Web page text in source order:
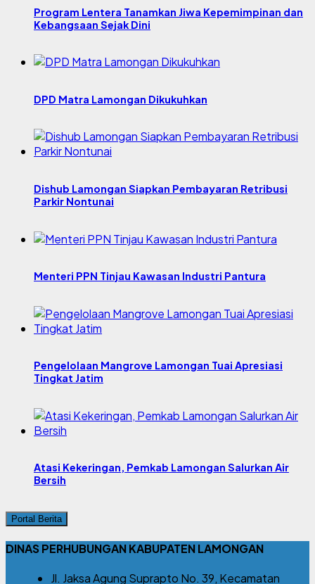
Program Lentera Tanamkan Jiwa Kepemimpinan dan
Kebangsaan Sejak Dini
DPD Matra Lamongan Dikukuhkan
Dishub Lamongan Siapkan Pembayaran Retribusi
Parkir Nontunai
Menteri PPN Tinjau Kawasan Industri Pantura
Pengelolaan Mangrove Lamongan Tuai Apresiasi
Tingkat Jatim
Atasi Kekeringan, Pemkab Lamongan Salurkan Air
Bersih
Portal Berita
DINAS PERHUBUNGAN KABUPATEN LAMONGAN
Jl. Jaksa Agung Suprapto No. 39, Kecamatan